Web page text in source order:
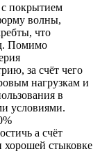
покрытием
волны,
что
Помимо
за счёт чего
нагрузкам и
в
условиями.
а счёт
хорошей стыковке